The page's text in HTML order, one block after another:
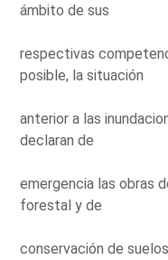
ámbito de sus
respectivas
posible, la situación
anterior a las
declaran de
emergencia las obras
forestal y de
conservación de